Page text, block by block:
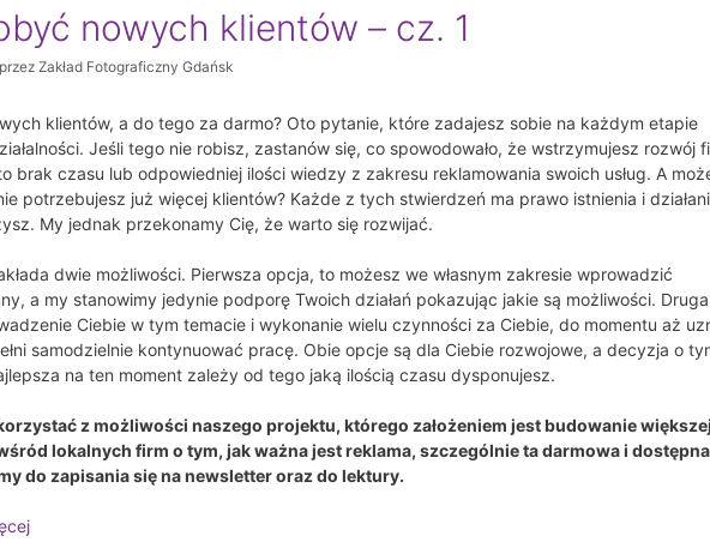
nowych klientów – cz. 1
przez Zakład Fotograficzny Gdańsk
klientów, a do tego za darmo? Oto pytanie, które zadajesz sobie na każdym etapie
Jeśli tego nie robisz, zastanów się, co spowodowało, że wstrzymujesz rozwój
brak czasu lub odpowiedniej ilości wiedzy z zakresu reklamowania swoich usług. A
potrzebujesz już więcej klientów? Każde z tych stwierdzeń ma prawo istnienia i
My jednak przekonamy Cię, że warto się rozwijać.
dwie możliwości. Pierwsza opcja, to możesz we własnym zakresie wprowadzić
a my stanowimy jedynie podporę Twoich działań pokazując jakie są możliwości. Druga
Ciebie w tym temacie i wykonanie wielu czynności za Ciebie, do momentu aż
samodzielnie kontynuować pracę. Obie opcje są dla Ciebie rozwojowe, a decyzja o
na ten moment zależy od tego jaką ilością czasu dysponujesz.
z możliwości naszego projektu, którego założeniem jest budowanie większej
lokalnych firm o tym, jak ważna jest reklama, szczególnie ta darmowa i
do zapisania się na newsletter oraz do lektury.